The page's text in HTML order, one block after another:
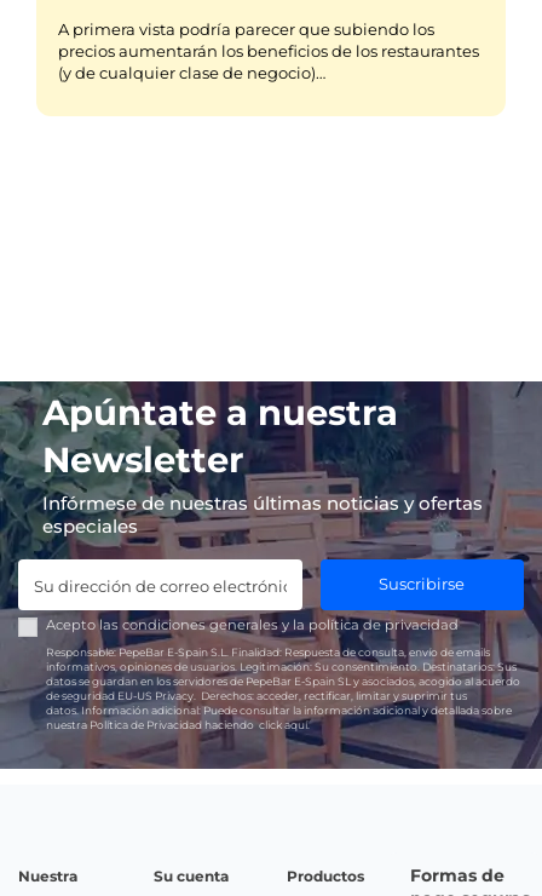
A primera vista podría parecer que subiendo los
precios aumentarán los beneficios de los restaurantes
(y de cualquier clase de negocio)…
Apúntate a nuestra
Newsletter
Infórmese de nuestras últimas noticias y ofertas
especiales
Suscribirse
Acepto las condiciones generales y lapolítica de privacidad
Responsable:PepeBar E-Spain S.L. Finalidad: Respuesta de consulta, envío de emails
informativos, opiniones de usuarios. Legitimación: Su consentimiento. Destinatarios:Sus
datos se guardan en los servidores de PepeBar E-Spain SL y asociados, acogido al acuerdo
de seguridad EU-US Privacy.
Derechos: acceder, rectificar, limitar y suprimir tus
datos.Información adicional:Puede consultar la información adicional y detallada sobre
nuestra Política de Privacidad haciendoclick aquí.
Nuestra
Su cuenta Productos
Formas de